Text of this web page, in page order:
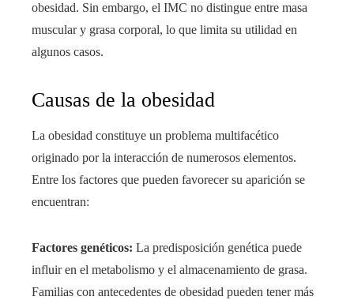
obesidad. Sin embargo, el IMC no distingue entre masa
muscular y grasa corporal, lo que limita su utilidad en
algunos casos.
Causas de la obesidad
La obesidad constituye un problema multifacético
originado por la interacción de numerosos elementos.
Entre los factores que pueden favorecer su aparición se
encuentran:
Factores genéticos: La predisposición genética puede
influir en el metabolismo y el almacenamiento de grasa.
Familias con antecedentes de obesidad pueden tener más